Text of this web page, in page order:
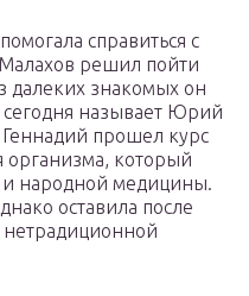
справиться с
решил пойти
далеких знакомых он
называет Юрий
прошел курс
организма, который
и народной медицины.
оставила после